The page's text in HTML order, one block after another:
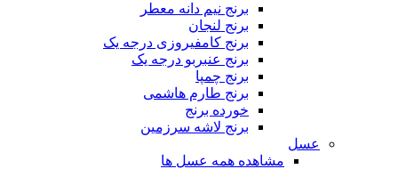
برنج نیم دانه معطر
برنج لنجان
برنج کامفیروزی درجه یک
برنج عنبربو درجه یک
برنج چمپا
برنج طارم هاشمی
خورده برنج
برنج لاشه سرزمین
عسل
مشاهده همه عسل ها